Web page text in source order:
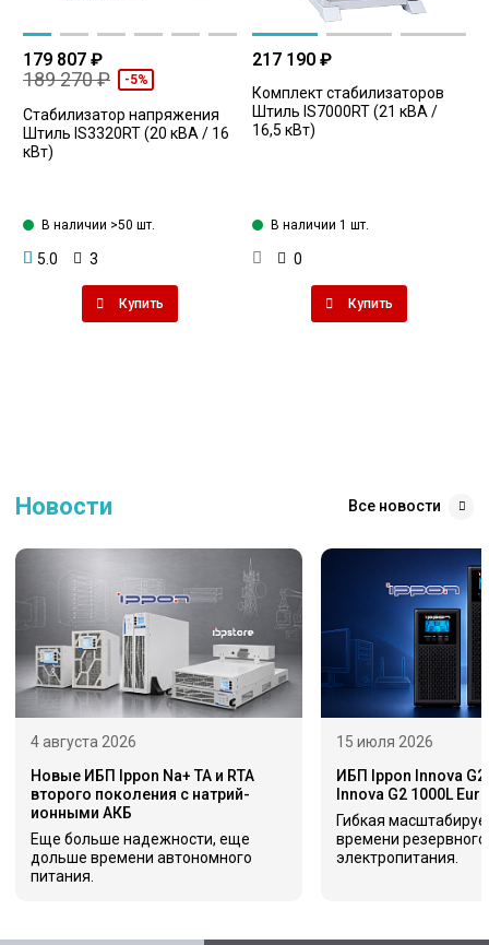
179 807 ₽
189 270 ₽ -5%
Стабилизатор напряжения
Штиль IS3320RT (20 кВА / 16
кВт)
В наличии >50 шт.
5.0 3
Купить
217 190 ₽
Комплект стабилизаторов
Штиль IS7000RT (21 кВА /
16,5 кВт)
В наличии 1 шт.
0
Купить
Новости Все новости
4 августа 2026
Новые ИБП Ippon Na+ TA и RTA
второго поколения с натрий-
ионными АКБ
Еще больше надежности, еще
дольше времени автономного
питания.
15 июля 2026
ИБП Ippon Innova G2
Innova G2 1000L Euro
Гибкая
времени резервного
электропитания.